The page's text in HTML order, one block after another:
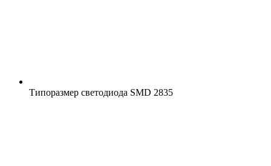
Типоразмер светодиода SMD 2835